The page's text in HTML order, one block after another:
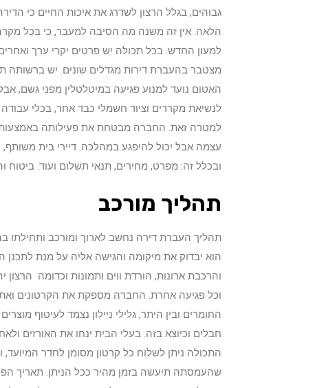
גבוהים, בגלל הרצון לשדרג את איכות החיים כי
הלאה. אין זה משנה מה הסיבה למעבר, כי בכל
למעון החדש. בכל תכולה יש פרטים יקרי ערך
מצטבר בהעברת דירות מגדלים שונים. יש ברשותה
האטום נועד למנוע פגיעה במיטלטלין מפני גשם,
לנשיאת מקררים וציוד חשמלי כבד אחר, בכלי עבודה
למטרה זאת. החברה מבטחת את פעילותה באמצעות
עצמה אבל יכול להיפגע במהלכה. דיירי בית
ובכלל זה: מפרט, מחירים, תנאי תשלום ועוד.
תהליך מורכב
תהליך העברת דירה נחשב לארוך ומורכב
הוא יבדוק את מיקומה והגישה אליה על מנת לתכנן
והרכבת ארונות, הורדת ווים ותמונות וכדומה
וכל פגיעה אחרת. החברה מספקת את הקרטונים
החומרים ובין היתר, גלילי ניילון נצמד לעיטוף
חבלים וכיוצא בזה. בעלי הבית ינחו את האורזים
התכולה ניתן לשלוח כל קרטון מסומן לחדר
שהעמסתה תיעשה בזמן מהיר ככל הניתן. תאריך